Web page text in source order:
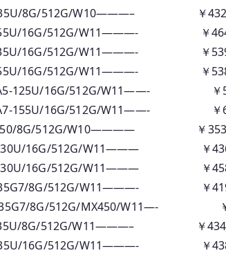
订
货
全
系
列
报
价
8G/512G/W10———– ￥4320
16G/512G/W11———- ￥4640
16G/512G/W11———- ￥5390
16G/512G/W11———- ￥5380
16G/512G/W11——- ￥
16G/512G/W11——- ￥
8G/512G/W10———— ￥3530
16G/512G/W11——— ￥4360
16G/512G/W11——— ￥4580
8G/512G/W11———- ￥4190
8G/512G/MX450/W11—- ￥
8G/512G/W11———– ￥4340
16G/512G/W11———- ￥4380